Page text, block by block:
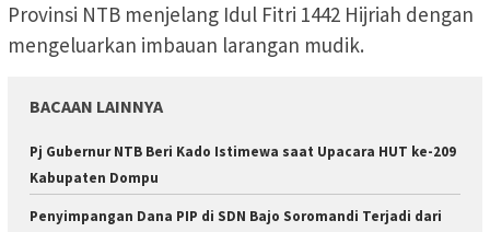
Provinsi NTB menjelang Idul Fitri 1442 Hijriah dengan
mengeluarkan imbauan larangan mudik.
BACAAN LAINNYA
Pj Gubernur NTB Beri Kado Istimewa saat Upacara HUT ke-209
Kabupaten Dompu
Penyimpangan Dana PIP di SDN Bajo Soromandi Terjadi dari